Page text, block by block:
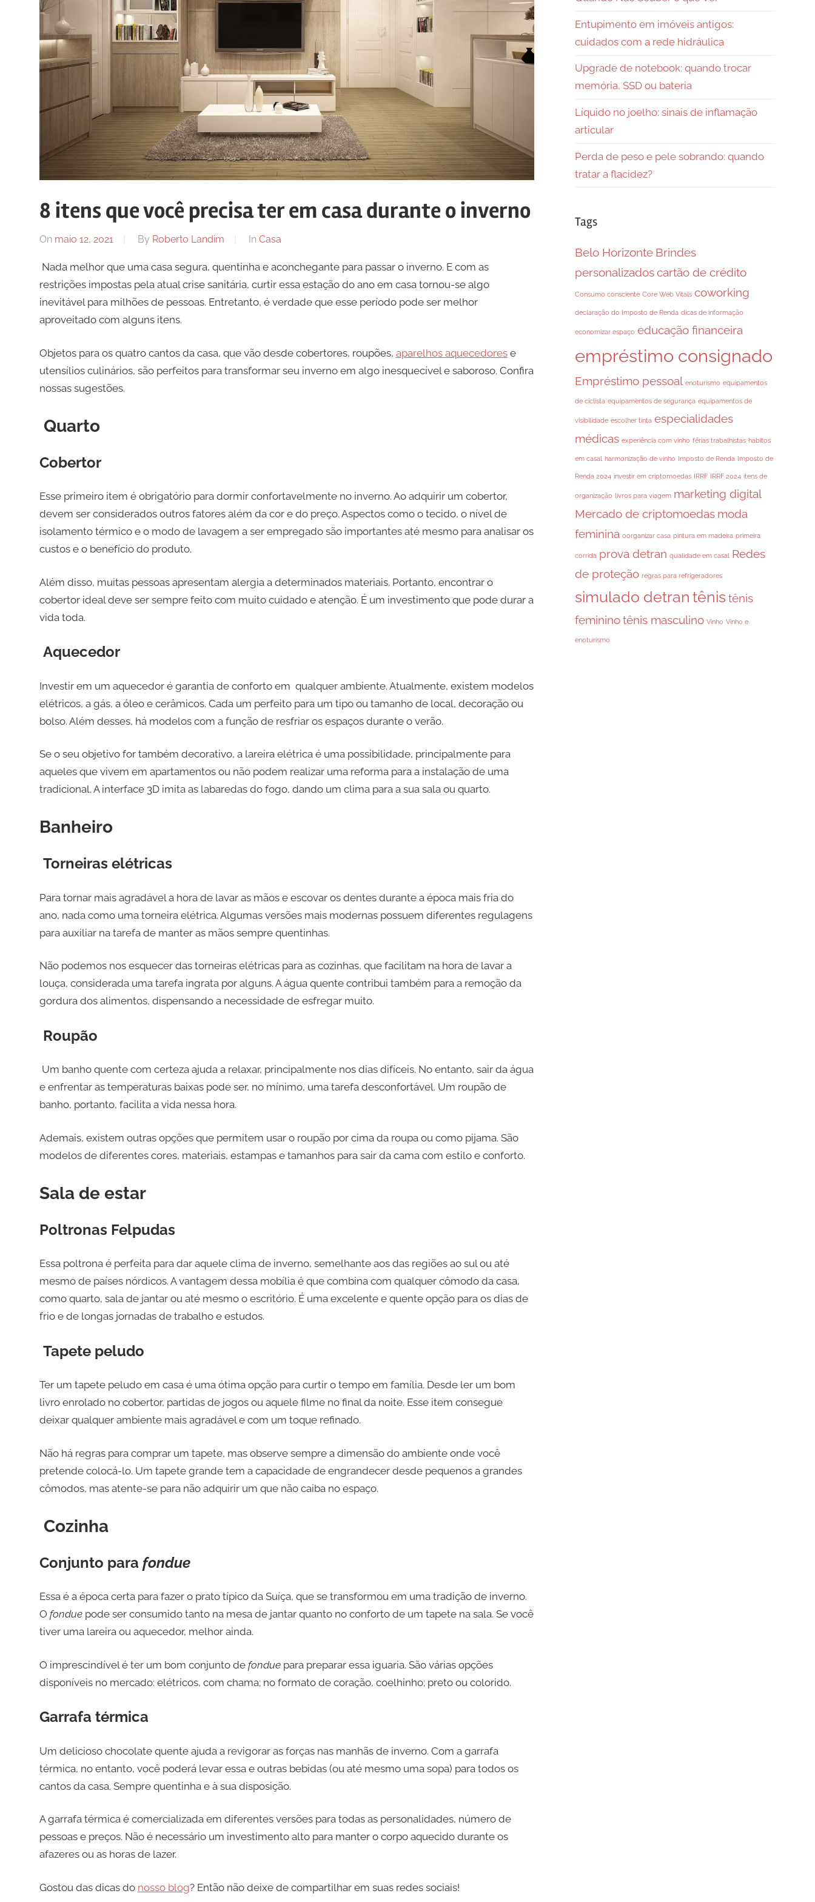
8 itens que você precisa ter em casa durante o inverno
On maio 12, 2021 By Roberto Landim In Casa
Nada melhor que uma casa segura, quentinha e aconchegante para passar o inverno. E com as
restrições impostas pela atual crise sanitária, curtir essa estação do ano em casa tornou-se algo
inevitável para milhões de pessoas. Entretanto, é verdade que esse período pode ser melhor
aproveitado com alguns itens.
Objetos para os quatro cantos da casa, que vão desde cobertores, roupões, aparelhos aquecedorese
utensílios culinários, são perfeitos para transformar seu inverno em algo inesquecível e saboroso. Confira
nossas sugestões.
Quarto
Cobertor
Esse primeiro item é obrigatório para dormir confortavelmente no inverno. Ao adquirir um cobertor,
devem ser considerados outros fatores além da cor e do preço. Aspectos como o tecido, o nível de
isolamento térmico e o modo de lavagem a ser empregado são importantes até mesmo para analisar os
custos e o benefício do produto.
Além disso, muitas pessoas apresentam alergia a determinados materiais. Portanto, encontrar o
cobertor ideal deve ser sempre feito com muito cuidado e atenção. É um investimento que pode durar a
vida toda.
Aquecedor
Investir em um aquecedor é garantia de conforto em qualquer ambiente. Atualmente, existem modelos
elétricos, a gás, a óleo e cerâmicos. Cada um perfeito para um tipo ou tamanho de local, decoração ou
bolso. Além desses, há modelos com a função de resfriar os espaços durante o verão.
Se o seu objetivo for também decorativo, a lareira elétrica é uma possibilidade, principalmente para
aqueles que vivem em apartamentos ou não podem realizar uma reforma para a instalação de uma
tradicional. A interface 3D imita as labaredas do fogo, dando um clima para a sua sala ou quarto.
Banheiro
Torneiras elétricas
Para tornar mais agradável a hora de lavar as mãos e escovar os dentes durante a época mais fria do
ano, nada como uma torneira elétrica. Algumas versões mais modernas possuem diferentes regulagens
para auxiliar na tarefa de manter as mãos sempre quentinhas.
Não podemos nos esquecer das torneiras elétricas para as cozinhas, que facilitam na hora de lavar a
louça, considerada uma tarefa ingrata por alguns. A água quente contribui também para a remoção da
gordura dos alimentos, dispensando a necessidade de esfregar muito.
Roupão
Um banho quente com certeza ajuda a relaxar, principalmente nos dias difíceis. No entanto, sair da água
e enfrentar as temperaturas baixas pode ser, no mínimo, uma tarefa desconfortável. Um roupão de
banho, portanto, facilita a vida nessa hora.
Ademais, existem outras opções que permitem usar o roupão por cima da roupa ou como pijama. São
modelos de diferentes cores, materiais, estampas e tamanhos para sair da cama com estilo e conforto.
Sala de estar
Poltronas Felpudas
Essa poltrona é perfeita para dar aquele clima de inverno, semelhante aos das regiões ao sul ou até
mesmo de países nórdicos. A vantagem dessa mobília é que combina com qualquer cômodo da casa,
como quarto, sala de jantar ou até mesmo o escritório. É uma excelente e quente opção para os dias de
frio e de longas jornadas de trabalho e estudos.
Tapete peludo
Ter um tapete peludo em casa é uma ótima opção para curtir o tempo em família. Desde ler um bom
livro enrolado no cobertor, partidas de jogos ou aquele filme no final da noite. Esse item consegue
deixar qualquer ambiente mais agradável e com um toque refinado.
Não há regras para comprar um tapete, mas observe sempre a dimensão do ambiente onde você
pretende colocá-lo. Um tapete grande tem a capacidade de engrandecer desde pequenos a grandes
cômodos, mas atente-se para não adquirir um que não caiba no espaço.
Cozinha
Conjunto para fondue
Essa é a época certa para fazer o prato típico da Suíça, que se transformou em uma tradição de inverno.
O fonduepode ser consumido tanto na mesa de jantar quanto no conforto de um tapete na sala. Se você
tiver uma lareira ou aquecedor, melhor ainda.
O imprescindível é ter um bom conjunto de fonduepara preparar essa iguaria. São várias opções
disponíveis no mercado: elétricos, com chama; no formato de coração, coelhinho; preto ou colorido.
Garrafa térmica
Um delicioso chocolate quente ajuda a revigorar as forças nas manhãs de inverno. Com a garrafa
térmica, no entanto, você poderá levar essa e outras bebidas (ou até mesmo uma sopa) para todos os
cantos da casa. Sempre quentinha e à sua disposição.
A garrafa térmica é comercializada em diferentes versões para todas as personalidades, número de
pessoas e preços. Não é necessário um investimento alto para manter o corpo aquecido durante os
afazeres ou as horas de lazer.
Gostou das dicas do nosso blog? Então não deixe de compartilhar em suas redes sociais!
Entupimento em imóveis antigos:
cuidados com a rede hidráulica
Upgrade de notebook: quando trocar
memória, SSD ou bateria
Líquido no joelho: sinais de inflamação
articular
Perda de peso e pele sobrando: quando
tratar a flacidez?
Tags
Belo Horizonte Brindes
personalizadoscartão de crédito
Consumo consciente Core Web Vitals coworking
declaração do Imposto de Renda dicas de informação
economizar espaço educação financeira
empréstimo consignado
Empréstimo pessoal enoturismo equipamentos
de ciclista equipamentos de segurança equipamentos de
visibilidade escolher tinta especialidades
médicas experiência com vinho férias trabalhistas habitos
em casal harmonização de vinho Imposto de Renda Imposto de
Renda 2024 investir em criptomoedas IRRF IRRF 2024 itens de
organização livros para viagem marketing digital
Mercado de criptomoedas moda
feminina oorganizar casa pintura em madeira primeira
corrida prova detran qualidade em casal Redes
de proteção regras para refrigeradores
simulado detran tênis tênis
femininotênis masculino Vinho Vinho e
enoturismo